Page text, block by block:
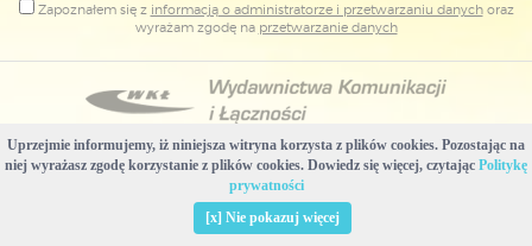
Zapoznałem się z informacją o administratorze i przetwarzaniu danychoraz
wyrażam zgodę na przetwarzanie danych
Copyright © Wydawnictwa Komunikacji i Łączności
Projekt i realizacja: WKŁ & Plovedesign
Usuń pliki cookies stworzone przez tę witrynę
Uprzejmie informujemy, iż niniejsza witryna korzysta z plików cookies. Pozostając na
niej wyrażasz zgodę korzystanie z plików cookies. Dowiedz się więcej, czytając Politykę
prywatności
[x] Nie pokazuj więcej